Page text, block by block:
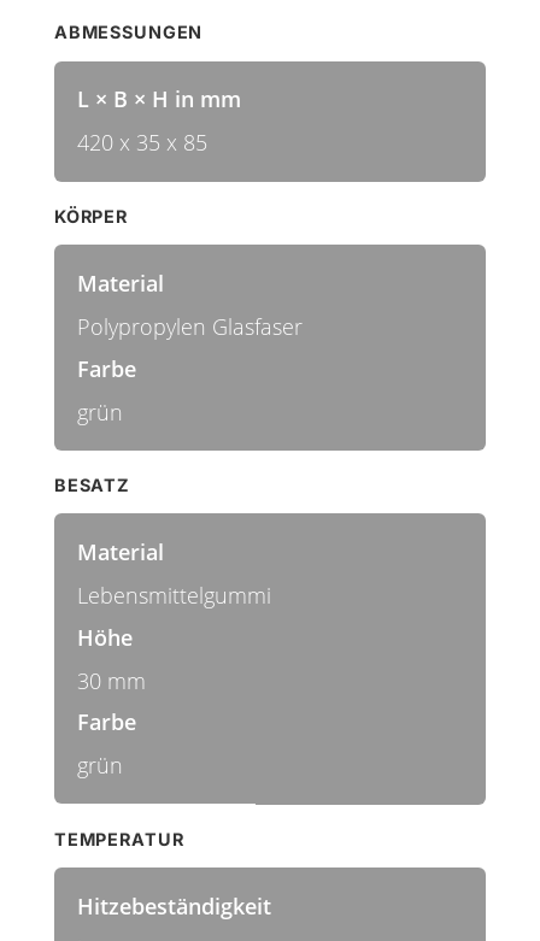
ABMESSUNGEN
L × B × H in mm
420 x 35 x 85
KÖRPER
Material
Polypropylen Glasfaser
Farbe
grün
BESATZ
Material
Lebensmittelgummi
Höhe
30 mm
Farbe
grün
TEMPERATUR
Hitzebeständigkeit